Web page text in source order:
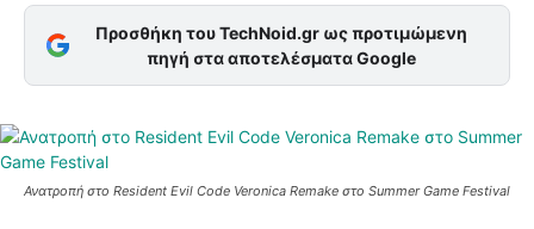
Προσθήκη του TechNoid.gr ως προτιμώμενη
πηγή στα αποτελέσματα Google
Ανατροπή στο Resident Evil Code Veronica Remake στο Summer Game Festival